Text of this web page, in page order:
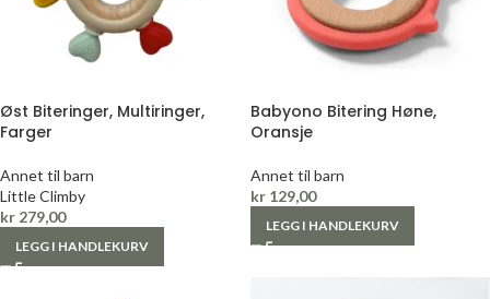
Øst Biteringer, Multiringer,
Farger
Annet til barn
Little Climby
kr 279,00
LEGG I HANDLEKURV
Babyono Bitering Høne,
Oransje
Annet til barn
kr 129,00
LEGG I HANDLEKURV